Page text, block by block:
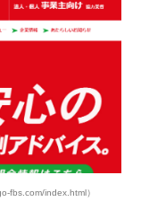
fbs.com/index.html）